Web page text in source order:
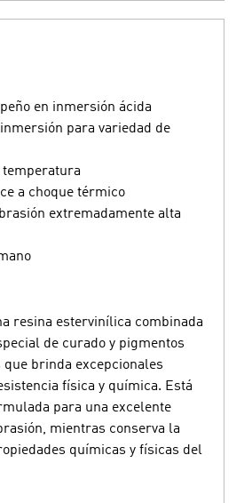
en inmersión ácida
para variedad de
temperatura
a choque térmico
extremadamente alta
resina estervinílica combinada
de curado y pigmentos
brinda excepcionales
física y química. Está
para una excelente
mientras conserva la
químicas y físicas del